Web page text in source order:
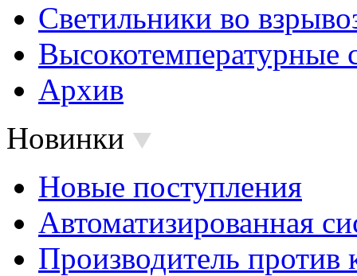
Светильники во
Высокотемпературные
Архив
Новинки
Новые поступления
Автоматизированная
Производитель против